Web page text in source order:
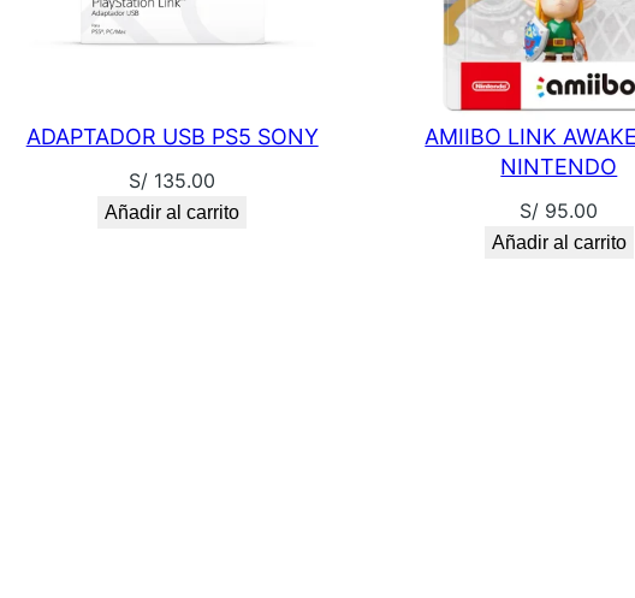
ADAPTADOR USB PS5 SONY
S/ 135.00
Añadir al carrito
AMIIBO LINK
NINTENDO
S/ 95.00
Añadir al carrito